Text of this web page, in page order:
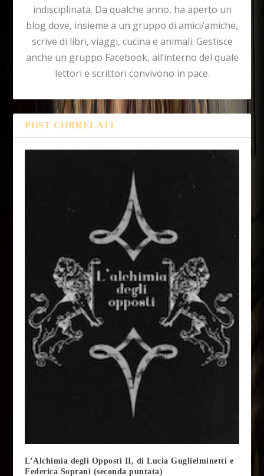
indisciplinata. Da qualche anno, ha aperto un
blog dove, insieme a un gruppo di amici/amiche,
scrive di libri, viaggi, cucina e animali. Gestisce
anche un gruppo Facebook, all’interno del quale
lettori e scrittori convivono in pace.
POST CORRELATI
L’Alchimia degli Opposti II, di Lucia Guglielminetti e
Federica Soprani (seconda puntata)